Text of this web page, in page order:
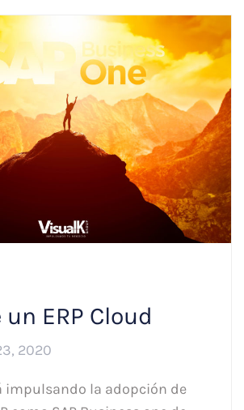
ERP Cloud
2020
impulsando la adopción de